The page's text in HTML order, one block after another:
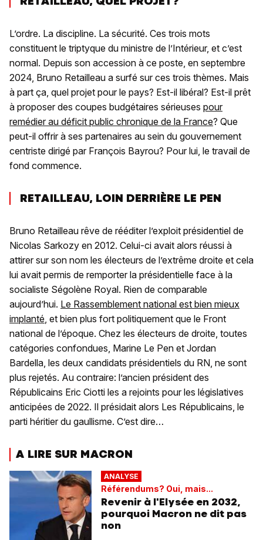
L’ordre. La discipline. La sécurité. Ces trois mots
constituent le triptyque du ministre de l’Intérieur, et c’est
normal. Depuis son accession à ce poste, en septembre
2024, Bruno Retailleau a surfé sur ces trois thèmes. Mais
à part ça, quel projet pour le pays? Est-il libéral? Est-il prêt
à proposer des coupes budgétaires sérieuses pour
remédier au déficit public chronique de la France? Que
peut-il offrir à ses partenaires au sein du gouvernement
centriste dirigé par François Bayrou? Pour lui, le travail de
fond commence.
RETAILLEAU, LOIN DERRIÈRE LE PEN
Bruno Retailleau rêve de rééditer l’exploit présidentiel de
Nicolas Sarkozy en 2012. Celui-ci avait alors réussi à
attirer sur son nom les électeurs de l’extrême droite et cela
lui avait permis de remporter la présidentielle face à la
socialiste Ségolène Royal. Rien de comparable
aujourd’hui. Le Rassemblement national est bien mieux
implanté , et bien plus fort politiquement que le Front
national de l’époque. Chez les électeurs de droite, toutes
catégories confondues, Marine Le Pen et Jordan
Bardella, les deux candidats présidentiels du RN, ne sont
plus rejetés. Au contraire: l’ancien président des
Républicains Eric Ciotti les a rejoints pour les législatives
anticipées de 2022. Il présidait alors Les Républicains, le
parti héritier du gaullisme. C’est dire…
A LIRE SUR MACRON
ANALYSE
Référendums? Oui, mais...
Revenir à l'Elysée en 2032,
pourquoi Macron ne dit pas
non